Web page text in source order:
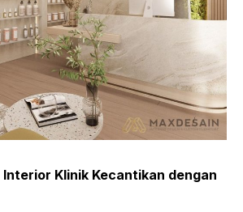
Interior Klinik Kecantikan dengan